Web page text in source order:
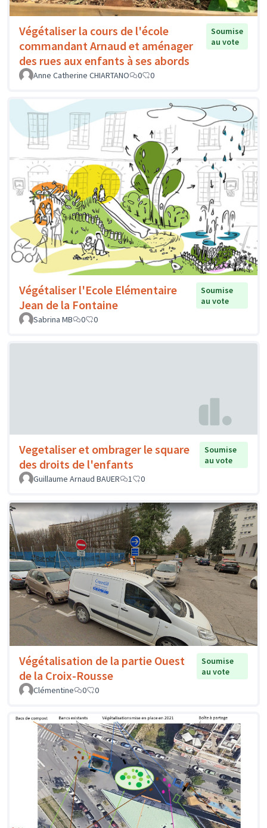
Végétaliser la cours de l'école
commandant Arnaud et aménager
des rues aux enfants à ses abords
Soumise
au vote
Anne Catherine CHIARTANO 0 0
Végétaliser l'Ecole Elémentaire
Jean de la Fontaine
Soumise
au vote
Sabrina MB
0 0
Vegetaliser et ombrager le square
des droits de l'enfants
Soumise
au vote
Guillaume Arnaud BAUER
1 0
Végétalisation de la partie Ouest
de la Croix-Rousse
Soumise
au vote
Clémentine
0 0